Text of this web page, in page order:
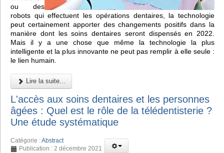
ou des
robots qui effectuent les opérations dentaires, la technologie
peut certainement apporter des changements positifs dans la
manière dont les soins dentaires seront dispensés en 2022.
Mais il y a une chose que même la technologie la plus
intelligente et la plus innovante ne peut pas remplir à elle seule :
le lien humain.
Lire la suite...
L'accès aux soins dentaires et les personnes
âgées : Quel est le rôle de la télédentisterie ?
Une étude systématique
Catégorie :Abstract
Publication : 2 décembre 2021